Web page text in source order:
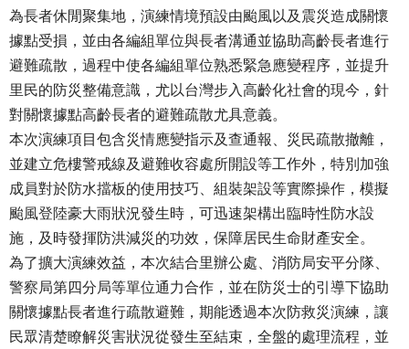
為長者休閒聚集地，演練情境預設由颱風以及震災造成關懷
據點受損，並由各編組單位與長者溝通並協助高齡長者進行
避難疏散，過程中使各編組單位熟悉緊急應變程序，並提升
里民的防災整備意識，尤以台灣步入高齡化社會的現今，針
對關懷據點高齡長者的避難疏散尤具意義。
本次演練項目包含災情應變指示及查通報、災民疏散撤離，
並建立危樓警戒線及避難收容處所開設等工作外，特別加強
成員對於防水擋板的使用技巧、組裝架設等實際操作，模擬
颱風登陸豪大雨狀況發生時，可迅速架構出臨時性防水設
施，及時發揮防洪減災的功效，保障居民生命財產安全。
為了擴大演練效益，本次結合里辦公處、消防局安平分隊、
警察局第四分局等單位通力合作，並在防災士的引導下協助
關懷據點長者進行疏散避難，期能透過本次防救災演練，讓
民眾清楚瞭解災害狀況從發生至結束，全盤的處理流程，並